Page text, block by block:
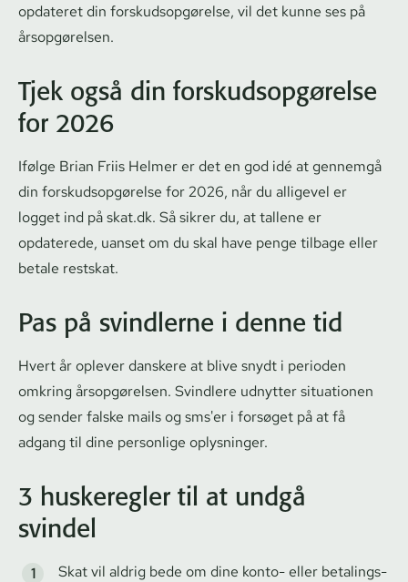
opdateret din forskuds­op­gø­rel­se, vil det kunne ses på
årsopgørelsen.
Tjek også din forskuds­op­gø­rel­se
for 2026
Ifølge Brian Friis Helmer er det en god idé at gennemgå
din forskuds­op­gø­rel­se for 2026, når du alligevel er
logget ind på skat.dk. Så sikrer du, at tallene er
opdaterede, uanset om du skal have penge tilbage eller
betale restskat.
Pas på svindlerne i denne tid
Hvert år oplever danskere at blive snydt i perioden
omkring årsopgørelsen. Svindlere udnytter situationen
og sender falske mails og sms'er i forsøget på at få
adgang til dine personlige oplysninger.
3 huskeregler til at undgå
svindel
Skat vil aldrig bede om dine konto- eller be­ta­lings­